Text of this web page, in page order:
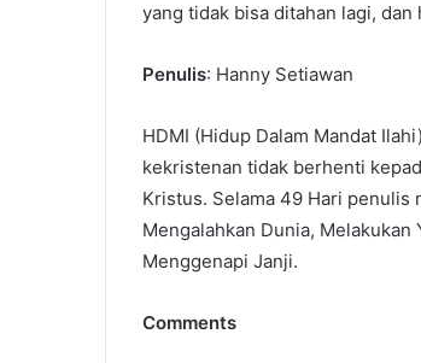
yang tidak bisa ditahan lagi,
Penulis: Hanny Setiawan
HDMI (Hidup Dalam Mandat
kekristenan tidak berhenti
Kristus. Selama 49 Hari penulis
Mengalahkan Dunia,
Menggenapi Janji.
Comments